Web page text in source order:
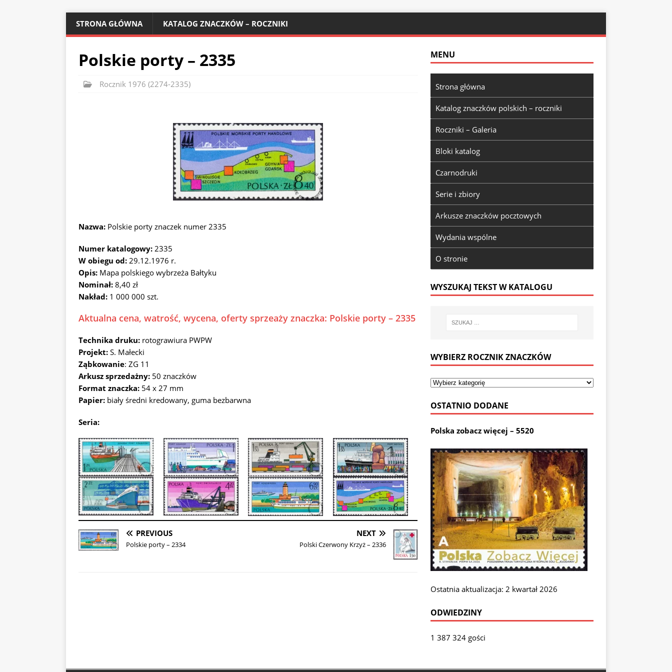
STRONA GŁÓWNA KATALOG ZNACZKÓW – ROCZNIKI
Polskie porty – 2335
Rocznik 1976 (2274-2335)
Nazwa: Polskie porty znaczek numer 2335
Numer katalogowy: 2335
W obiegu od: 29.12.1976 r.
Opis: Mapa polskiego wybrzeża Bałtyku
Nominał: 8,40 zł
Nakład: 1 000 000 szt.
Aktualna cena, watrość, wycena, oferty sprzeaży znaczka: Polskie porty – 2335
Technika druku: rotograwiura PWPW
Projekt: S. Małecki
Ząbkowanie: ZG 11
Arkusz sprzedażny: 50 znaczków
Format znaczka: 54 x 27 mm
Papier: biały średni kredowany, guma bezbarwna
Seria:
PREVIOUS
Polskie porty – 2334
NEXT
Polski Czerwony Krzyż – 2336
MENU
Strona główna
Katalog znaczków polskich – roczniki
Roczniki – Galeria
Bloki katalog
Czarnodruki
Serie i zbiory
Arkusze znaczków pocztowych
Wydania wspólne
O stronie
WYSZUKAJ TEKST W KATALOGU
WYBIERZ ROCZNIK ZNACZKÓW
OSTATNIO DODANE
Polska zobacz więcej – 5520
Ostatnia aktualizacja: 2 kwartał 2026
ODWIEDZINY
1 387 324 gości